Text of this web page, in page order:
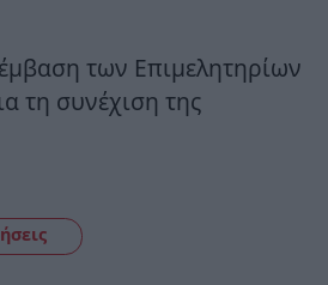
των Επιμελητηρίων
τη συνέχιση της